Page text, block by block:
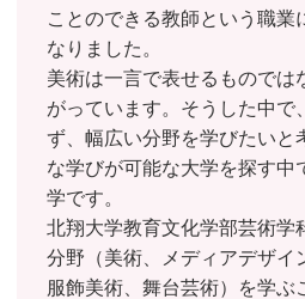
ことのできる教師という職業
なりました。
美術は一言で表せるものでは
がっています。そうした中で
ず、幅広い分野を学びたいと
な学びが可能な大学を探す中
学です。
北翔大学教育文化学部芸術学
分野（美術、メディアデザイ
服飾美術、舞台芸術）を学ぶ